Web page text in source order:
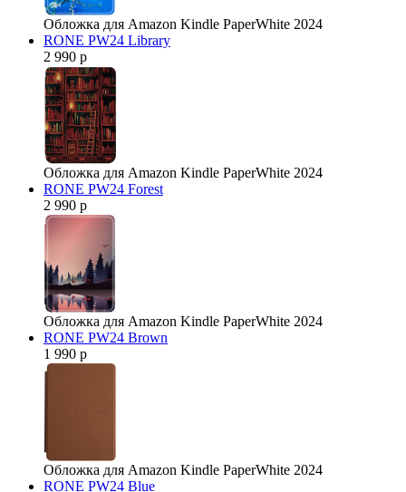
Обложка для Amazon Kindle PaperWhite 2024
RONE PW24 Library
2 990 р
Обложка для Amazon Kindle PaperWhite 2024
RONE PW24 Forest
2 990 р
Обложка для Amazon Kindle PaperWhite 2024
RONE PW24 Brown
1 990 р
Обложка для Amazon Kindle PaperWhite 2024
RONE PW24 Blue